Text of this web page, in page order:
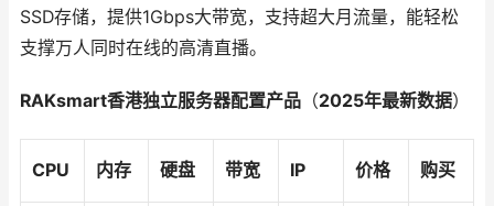
SSD存储，提供1Gbps大带宽，支持超大月流量，能轻松
支撑万人同时在线的高清直播。
RAKsmart香港独立服务器配置产品 （2025年最新数据）
CPU 内存 硬盘 带宽 IP 价格 购买